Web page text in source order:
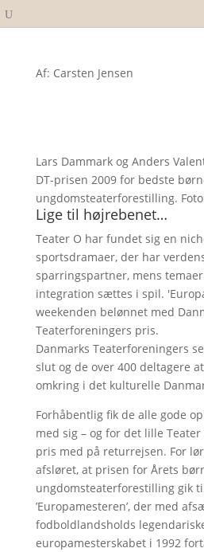
Af: Carsten Jensen
Lars Dammark og Anders
DT-prisen 2009 for bedste
ungdomsteaterforestilling.
Lige til højrebenet…
Teater O har fundet sig en
sportsdramaer, der har
sparringspartner, mens
integration sættes i spil.
weekenden belønnet med
Teaterforeningers pris.
Danmarks Teaterforeningers
slut og de over 400 deltagere
omkring i det kulturelle
Forhåbentlig fik de alle gode
med sig – og for det lille
pris med på returrejsen. For
afsløret, at prisen for Årets
ungdomsteaterforestilling gik til
’Europamesteren’, der med
fodboldlandsholds
europamesterskabet i 1992